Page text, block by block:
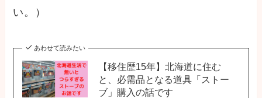
い。）
あわせて読みたい
【移住歴15年】北海道に住む
と、必需品となる道具「ストー
ブ」購入の話です